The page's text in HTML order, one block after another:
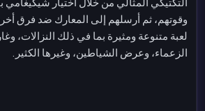
وقوتهم، ثم أرسلهم إلى المعارك ضد فرق
لعبة متنوعة ومثيرة بما في ذلك النزالات،
الزعماء، وعرض الشياطين، وغيرها الكثير.